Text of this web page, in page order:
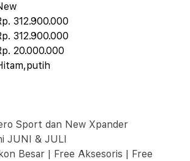
312.900.000
312.900.000
20.000.000
Sport dan New Xpander
JUNI & JULI
Besar | Free Aksesoris | Free